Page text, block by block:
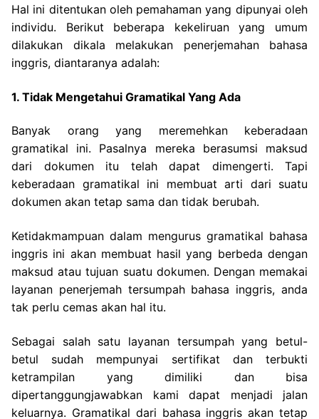
Hal ini ditentukan oleh pemahaman yang dipunyai oleh
individu. Berikut beberapa kekeliruan yang umum
dilakukan dikala melakukan penerjemahan bahasa
inggris, diantaranya adalah:
1. Tidak Mengetahui Gramatikal Yang Ada
Banyak orang yang meremehkan keberadaan
gramatikal ini. Pasalnya mereka berasumsi maksud
dari dokumen itu telah dapat dimengerti. Tapi
keberadaan gramatikal ini membuat arti dari suatu
dokumen akan tetap sama dan tidak berubah.
Ketidakmampuan dalam mengurus gramatikal bahasa
inggris ini akan membuat hasil yang berbeda dengan
maksud atau tujuan suatu dokumen. Dengan memakai
layanan penerjemah tersumpah bahasa inggris, anda
tak perlu cemas akan hal itu.
Sebagai salah satu layanan tersumpah yang betul-
betul sudah mempunyai sertifikat dan terbukti
ketrampilan yang dimiliki dan bisa
dipertanggungjawabkan kami dapat menjadi jalan
keluarnya. Gramatikal dari bahasa inggris akan tetap